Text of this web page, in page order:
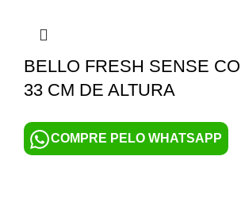
BELLO FRESH SENSE
33 CM DE ALTURA
COMPRE PELO WHATSAPP